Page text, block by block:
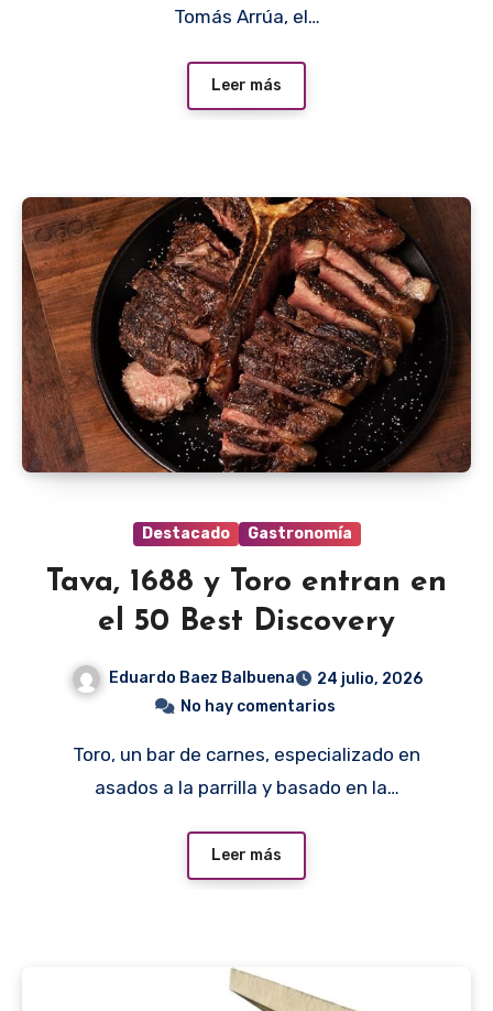
Tomás Arrúa, el…
Leer más
Destacado Gastronomía
Tava, 1688 y Toro entran en
el 50 Best Discovery
Eduardo Baez Balbuena
24 julio, 2026
No hay comentarios
Toro, un bar de carnes, especializado en
asados a la parrilla y basado en la…
Leer más